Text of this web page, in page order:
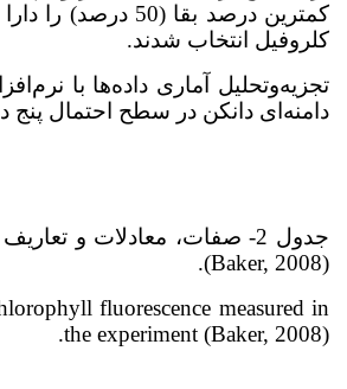
کمترین درصد
کلروفیل انتخاب شدند.
دامنه‌ای دانکن در سطح احتمال
جدول 2- صفات، معادلات و
(Baker, 2008).
fluorescence measured in
the experiment (Baker, 2008).